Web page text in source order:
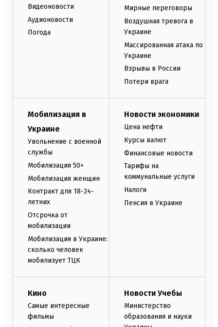
Видеоновости
Аудионовости
Погода
Мирные переговоры
Воздушная тревога в
Украине
Массированная атака по
Украине
Взрывы в России
Потери врага
Мобилизация в
Украине
Увольнение с военной
службы
Мобилизация 50+
Мобилизация женщин
Контракт для 18-24-
летних
Отсрочка от
мобилизации
Мобилизация в Украине:
сколько человек
мобилизует ТЦК
Новости экономики
Цена нефти
Курсы валют
Финансовые новости
Тарифы на
коммунальные услуги
Налоги
Пенсия в Украине
Кино
Самые интересные
фильмы
Новости Учебы
Министерство
образования и науки